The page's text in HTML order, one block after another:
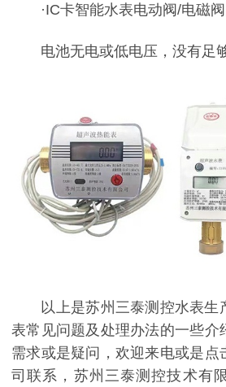
·IC卡智能水表电动阀/电磁
电池无电或低电压，没有足
以上是苏州三泰测控水表生
表常见问题及处理办法的一些介
需求或是疑问，欢迎来电或是点
司联系，苏州三泰测控技术有